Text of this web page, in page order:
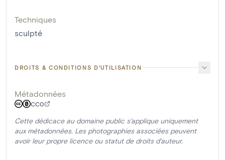
Techniques
sculpté
DROITS & CONDITIONS D'UTILISATION
Métadonnées
CC0
Cette dédicace au domaine public s'applique uniquement
aux métadonnées. Les photographies associées peuvent
avoir leur propre licence ou statut de droits d'auteur.